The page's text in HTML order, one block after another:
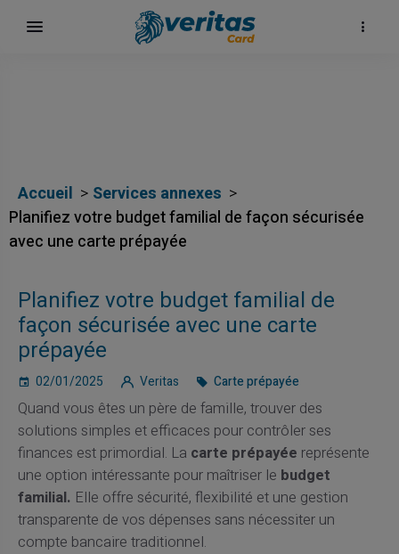
Accueil
Services annexes
Planifiez votre budget familial de façon sécurisée
avec une carte prépayée
Planifiez votre budget familial de
façon sécurisée avec une carte
prépayée
02/01/2025 Veritas Carte prépayée
Quand vous êtes un père de famille, trouver des
solutions simples et efficaces pour contrôler ses
finances est primordial. La carte prépayée représente
une option intéressante pour maîtriser le budget
familial. Elle offre sécurité, flexibilité et une gestion
transparente de vos dépenses sans nécessiter un
compte bancaire traditionnel.